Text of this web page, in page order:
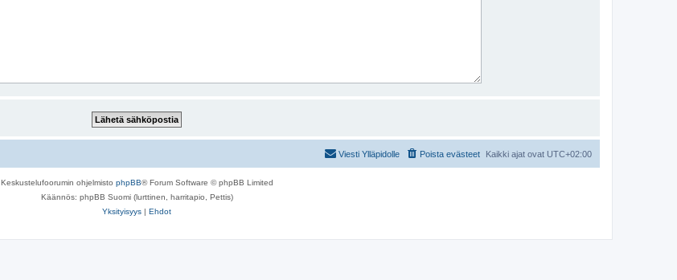
Kaikki ajat ovat UTC+02:00
Poista evästeet
Viesti Ylläpidolle
Keskustelufoorumin ohjelmisto phpBB® Forum Software © phpBB Limited
Käännös: phpBB Suomi (lurttinen, harritapio, Pettis)
Yksityisyys | Ehdot